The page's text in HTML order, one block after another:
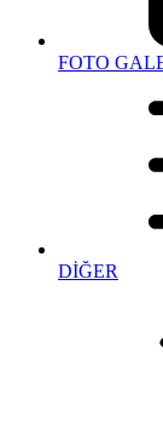
FOTO
DİĞER